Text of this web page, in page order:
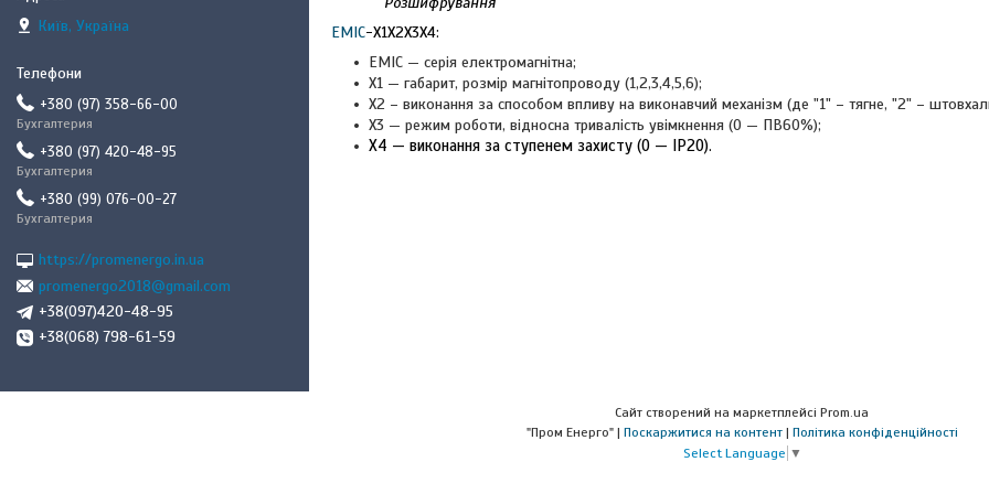
ЕМІС-Х1Х2Х3Х4:
ЕМІС — серія електромагнітна;
Х1 — габарит, розмір магнітопроводу (1,2,3,4,5,6);
Х2 – виконання за способом впливу на виконавчий механізм (де "1" – тягне, "2" –
Х3 — режим роботи, відносна тривалість увімкнення (0 — ПВ60%);
Х4 — виконання за ступенем захисту (0 — IP20).
Київ, Україна
+380 (97) 358-66-00
Бухгалтерия
+380 (97) 420-48-95
Бухгалтерия
+380 (99) 076-00-27
Бухгалтерия
https://promenergo.in.ua
promenergo2018@gmail.com
+38(097)420-48-95
+38(068) 798-61-59
Сайт створений на маркетплейсі Prom.ua
"Пром Енерго" | Поскаржитися на контент | Політика конфіденційності
Select Language ▼